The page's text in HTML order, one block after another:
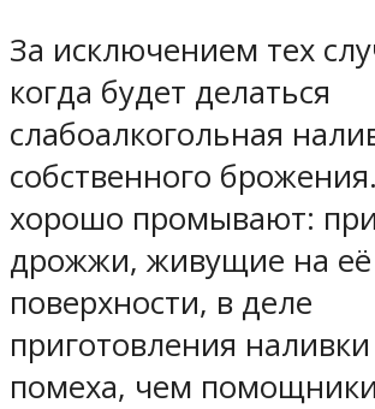
За исключением тех
когда будет делаться
слабоалкогольная
собственного
хорошо промывают:
дрожжи, живущие на её
поверхности, в деле
приготовления
помеха, чем